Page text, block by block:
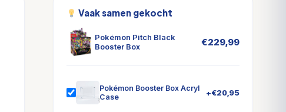
Vaak samen gekocht
Pokémon Pitch Black
Booster Box
€229,99
Pokémon Booster Box Acryl
Case
+€20,95